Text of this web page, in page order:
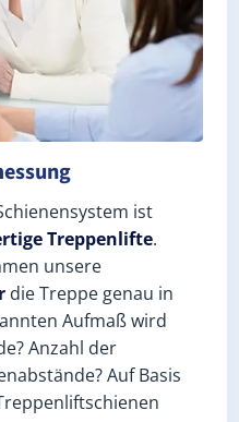
ist
Treppenlifte.
unsere
die Treppe genau in
Aufmaß wird
Anzahl der
Auf Basis